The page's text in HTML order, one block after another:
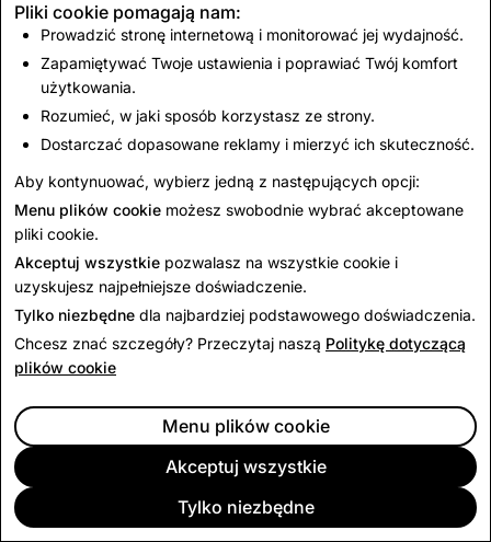
ZOBACZ OFERTY PRACY
Pliki cookie pomagają nam:
Prowadzić stronę internetową i monitorować jej wydajność.
Zapamiętywać Twoje ustawienia i poprawiać Twój komfort
użytkowania.
Rozumieć, w jaki sposób korzystasz ze strony.
Dostarczać dopasowane reklamy i mierzyć ich skuteczność.
Aby kontynuować, wybierz jedną z następujących opcji:
Menu plików cookie możesz swobodnie wybrać akceptowane
pliki cookie.
Akceptuj wszystkie pozwalasz na wszystkie cookie i
uzyskujesz najpełniejsze doświadczenie.
Tylko niezbędne dla najbardziej podstawowego doświadczenia.
Chcesz znać szczegóły? Przeczytaj naszą Politykę dotyczącą
plików cookie
Tylko niezbędne
Akceptuj wszystkie
Menu plików cookie